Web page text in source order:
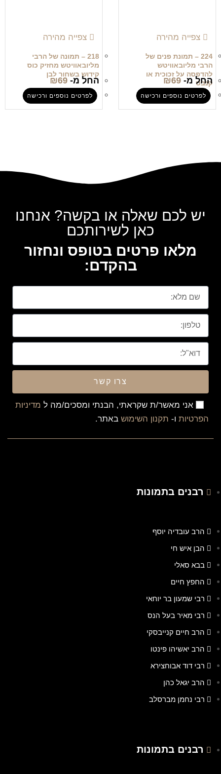
צפייה מהירה
224 – תמונת פנים של
הרבי מליובאוויטש
להדפסה על זכוכית או
קנבס
החל מ- ₪69
לפרטים נוספים ורכישה
צפייה מהירה
218 – תמונה של הרבי
מליובאוויטש מחזיק כוס
קידוש בשחור לבן
החל מ- ₪69
לפרטים נוספים ורכישה
יש לכם שאלה או בקשה? אנחנו
כאן לשירותכם
מלאו פרטים בטופס ונחזור
בהקדם:
אני מאשר/ת שקראתי, הבנתי ומסכים/מה ל מדיניות
הפרטיות ו- תקנון השימוש באתר.
צרו קשר
רבנים בתמונות
הרב עובדיה יוסף
הבן איש חי
בבא סאלי
החפץ חיים
רבי שמעון בר יוחאי
רבי מאיר בעל הנס
הרב חיים קנייבסקי
הרב יאשיהו פינטו
רבי דוד אבוחצירא
הרב יגאל כהן
רבי נחמן מברסלב
רבנים בתמונות